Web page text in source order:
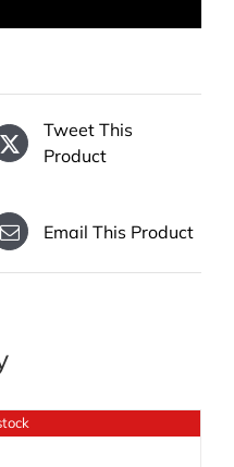
Tweet This
Product
Email This Product